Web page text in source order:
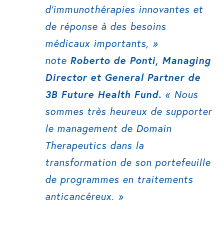
d’immunothérapies innovantes et
de réponse à des besoins
médicaux importants, »
note Roberto de Ponti, Managing
Director et General Partner de
3B Future Health Fund. « Nous
sommes très heureux de supporter
le management de Domain
Therapeutics dans la
transformation de son portefeuille
de programmes en traitements
anticancéreux. »